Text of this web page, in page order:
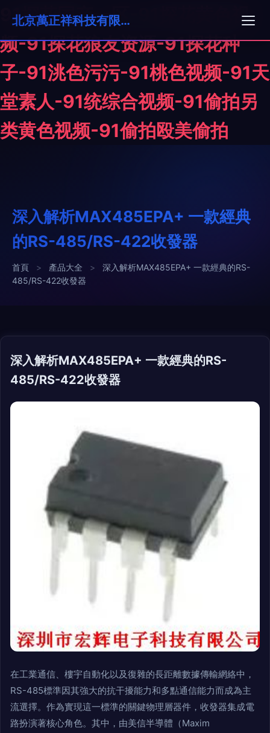
91探花国产一区-91探花黄色视
频-91探花狼友资源-91探花种
子-91洮色污污-91桃色视频-91天
堂素人-91统综合视频-91偷拍另
类黄色视频-91偷拍殴美偷拍
北京萬正祥科技有限公司
深入解析MAX485EPA+ 一款經典
的RS-485/RS-422收發器
首頁 > 產品大全 >
深入解析MAX485EPA+ 一款經典的RS-
485/RS-422收發器
深入解析MAX485EPA+ 一款經典的RS-
485/RS-422收發器
在工業通信、樓宇自動化以及復雜的長距離數據傳輸網絡中，
RS-485標準因其強大的抗干擾能力和多點通信能力而成為主
流選擇。作為實現這一標準的關鍵物理層器件，收發器集成電
路扮演著核心角色。其中，由美信半導體（Maxim